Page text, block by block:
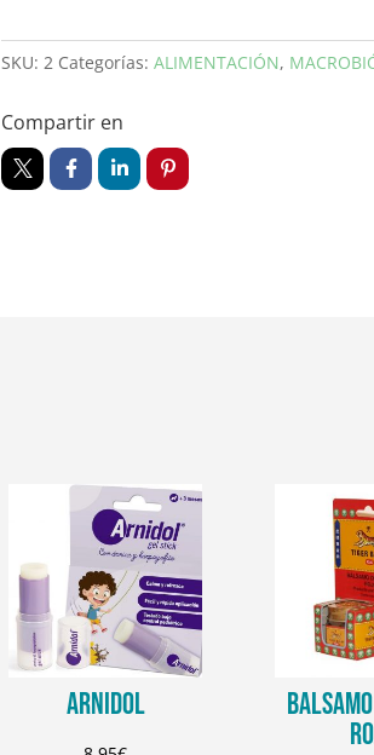
SKU: 2 Categorías: ALIMENTACIÓN,
Compartir en
ARNIDOL